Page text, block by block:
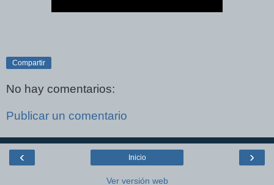
Compartir
No hay comentarios:
Publicar un comentario
‹ ›
Inicio
Ver versión web